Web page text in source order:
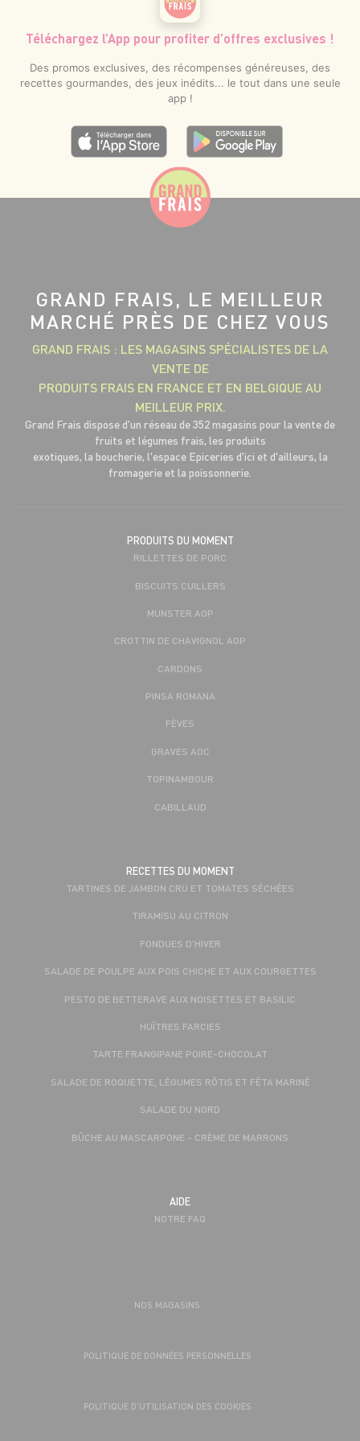
Téléchargez l’App pour profiter d’offres exclusives !
Des promos exclusives, des récompenses généreuses, des
recettes gourmandes, des jeux inédits... le tout dans une seule
app !
GRAND FRAIS, LE MEILLEUR
MARCHÉ PRÈS DE CHEZ VOUS
GRAND FRAIS : LES MAGASINS SPÉCIALISTES DE LA
VENTE DE
PRODUITS FRAIS EN FRANCE ET EN BELGIQUE AU
MEILLEUR PRIX.
Grand Frais dispose d'un réseau de 352 magasins pour la vente de
fruits et légumes frais, les produits
exotiques, la boucherie, l'espace Epiceries d'ici et d'ailleurs, la
fromagerie et la poissonnerie.
PRODUITS DU MOMENT
RILLETTES DE PORC
BISCUITS CUILLERS
MUNSTER AOP
CROTTIN DE CHAVIGNOL AOP
CARDONS
PINSA ROMANA
FÈVES
GRAVES AOC
TOPINAMBOUR
CABILLAUD
RECETTES DU MOMENT
TARTINES DE JAMBON CRU ET TOMATES SÉCHÉES
TIRAMISU AU CITRON
FONDUES D'HIVER
SALADE DE POULPE AUX POIS CHICHE ET AUX COURGETTES
PESTO DE BETTERAVE AUX NOISETTES ET BASILIC
HUÎTRES FARCIES
TARTE FRANGIPANE POIRE-CHOCOLAT
SALADE DE ROQUETTE, LÉGUMES RÔTIS ET FÊTA MARINÉ
SALADE DU NORD
BÛCHE AU MASCARPONE - CRÈME DE MARRONS
AIDE
NOTRE FAQ
NOS MAGASINS
POLITIQUE DE DONNÉES PERSONNELLES
POLITIQUE D’UTILISATION DES COOKIES